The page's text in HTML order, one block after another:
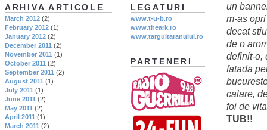
un
m-as
decat
de o
definit-o,
fatada
calare,
foi de
TUB!!
LEGATURI
www.t-u-b.ro
www.theark.ro
www.targultaranului.ro
PARTENERI
ARHIVA ARTICOLE
March 2012 (2)
February 2012 (1)
January 2012 (2)
December 2011 (2)
November 2011 (1)
October 2011 (2)
September 2011 (2)
August 2011 (1)
July 2011 (1)
June 2011 (2)
May 2011 (2)
April 2011 (1)
March 2011 (2)